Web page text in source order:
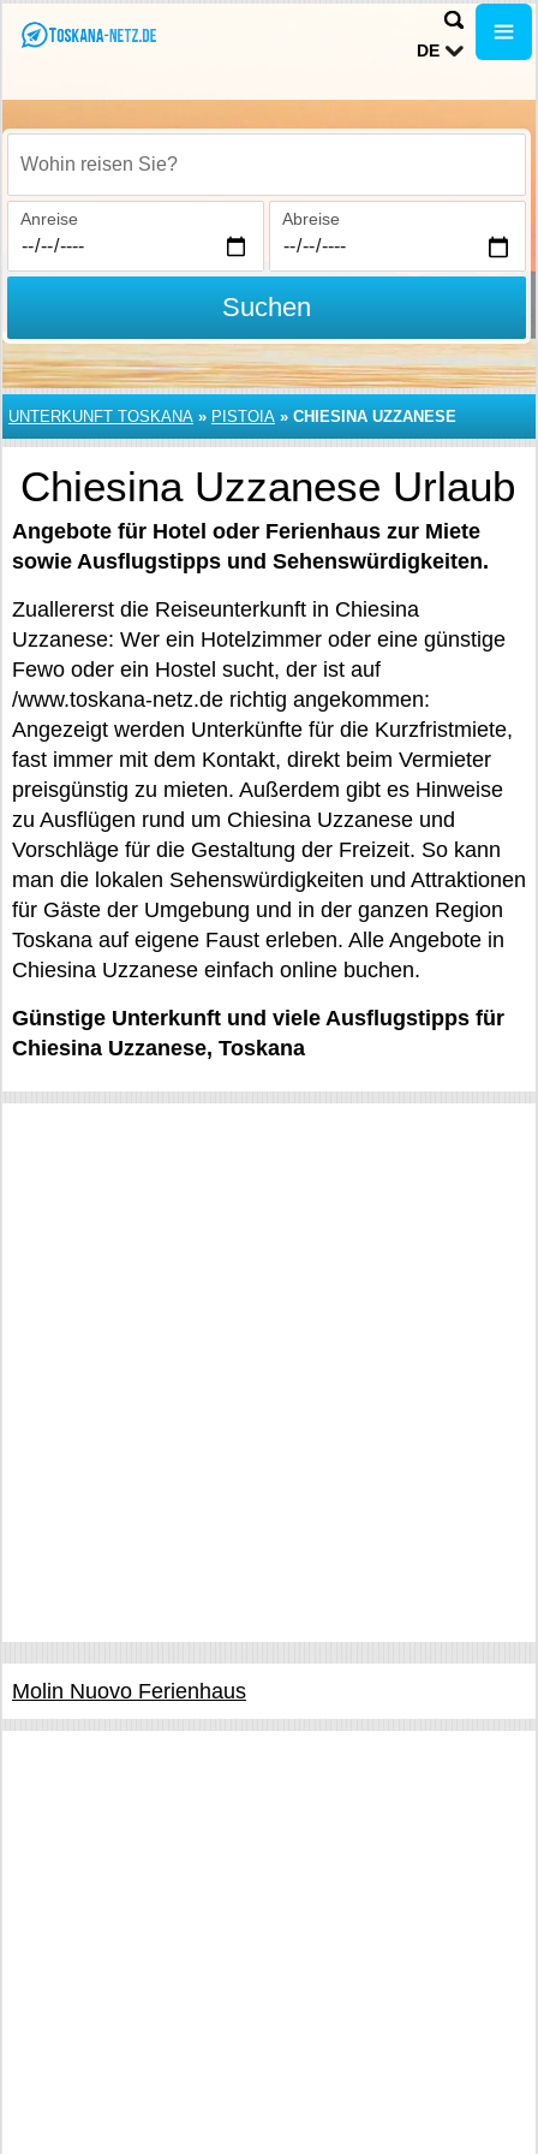
DE
Wohin reisen Sie?
Anreise Abreise
Suchen
UNTERKUNFT TOSKANA » PISTOIA » CHIESINA UZZANESE
Chiesina Uzzanese Urlaub
Angebote für Hotel oder Ferienhaus zur Miete
sowie Ausflugstipps und Sehenswürdigkeiten.
Zuallererst die Reiseunterkunft in Chiesina
Uzzanese: Wer ein Hotelzimmer oder eine günstige
Fewo oder ein Hostel sucht, der ist auf
/www.toskana-netz.de richtig angekommen:
Angezeigt werden Unterkünfte für die Kurzfristmiete,
fast immer mit dem Kontakt, direkt beim Vermieter
preisgünstig zu mieten. Außerdem gibt es Hinweise
zu Ausflügen rund um Chiesina Uzzanese und
Vorschläge für die Gestaltung der Freizeit. So kann
man die lokalen Sehenswürdigkeiten und Attraktionen
für Gäste der Umgebung und in der ganzen Region
Toskana auf eigene Faust erleben. Alle Angebote in
Chiesina Uzzanese einfach online buchen.
Günstige Unterkunft und viele Ausflugstipps für
Chiesina Uzzanese, Toskana
Molin Nuovo Ferienhaus